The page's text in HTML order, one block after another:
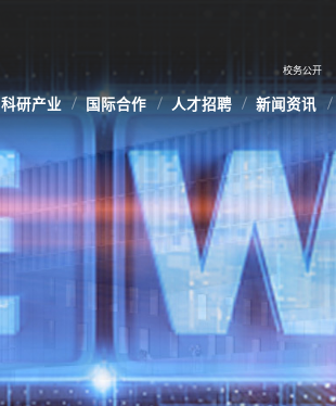
校务公开
科研产业 国际合作 人才招聘 新闻资讯